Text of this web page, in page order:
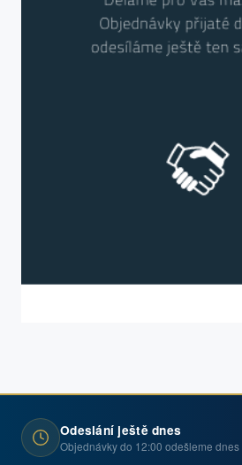
Odeslání ještě dnes
Objednávky do 12:00 odešleme dnes